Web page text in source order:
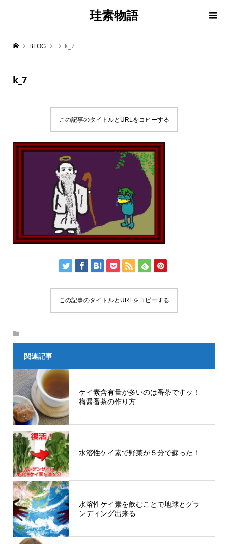
珪素物語
BLOG k_7
k_7
この記事のタイトルとURLをコピーする
この記事のタイトルとURLをコピーする
関連記事
ケイ素含有量が多いのは番茶ですッ！
梅醤番茶の作り方
水溶性ケイ素で野菜が５分で蘇った！
水溶性ケイ素を飲むことで地球とグラ
ンディング出来る